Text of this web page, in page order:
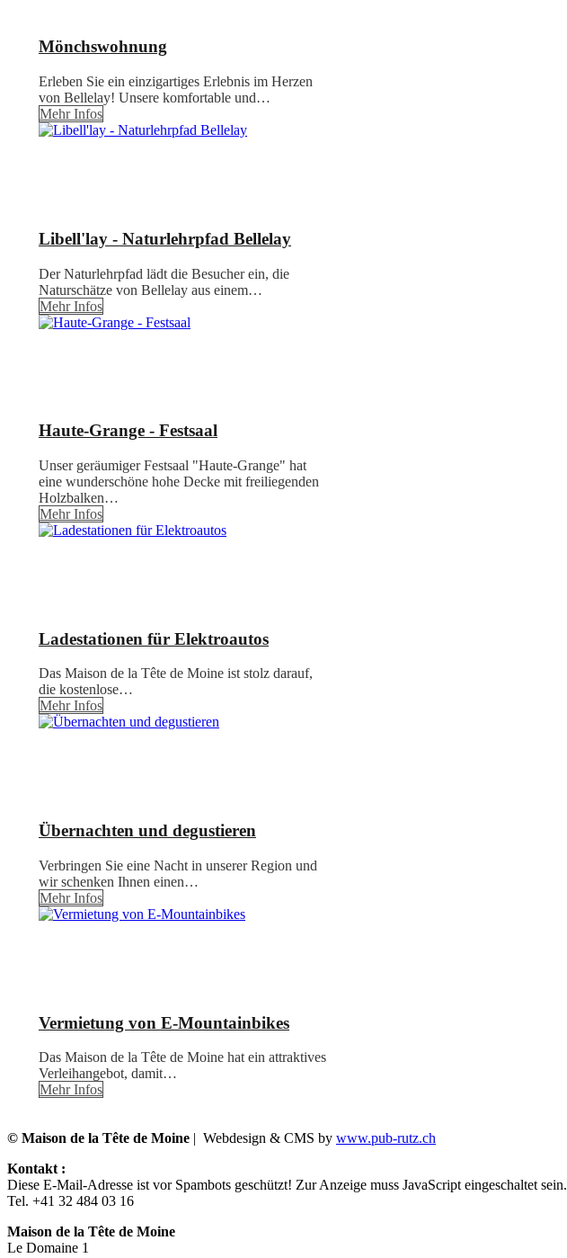
Mönchswohnung
Erleben Sie ein einzigartiges Erlebnis im Herzen
von Bellelay! Unsere komfortable und…
Mehr Infos
Libell'lay - Naturlehrpfad Bellelay
Der Naturlehrpfad lädt die Besucher ein, die
Naturschätze von Bellelay aus einem…
Mehr Infos
Haute-Grange - Festsaal
Unser geräumiger Festsaal "Haute-Grange" hat
eine wunderschöne hohe Decke mit freiliegenden
Holzbalken…
Mehr Infos
Ladestationen für Elektroautos
Das Maison de la Tête de Moine ist stolz darauf,
die kostenlose…
Mehr Infos
Übernachten und degustieren
Verbringen Sie eine Nacht in unserer Region und
wir schenken Ihnen einen…
Mehr Infos
Vermietung von E-Mountainbikes
Das Maison de la Tête de Moine hat ein attraktives
Verleihangebot, damit…
Mehr Infos
© Maison de la Tête de Moine | Webdesign & CMS by www.pub-rutz.ch
Kontakt :
Diese E-Mail-Adresse ist vor Spambots geschützt! Zur Anzeige muss JavaScript eingeschaltet sein.
Tel. +41 32 484 03 16
Maison de la Tête de Moine
Le Domaine 1